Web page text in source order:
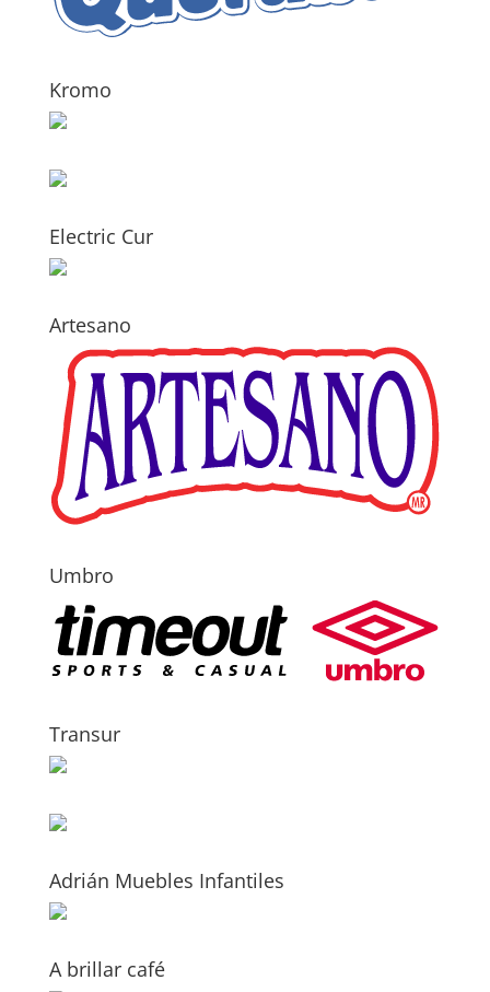
Kromo
Electric Cur
Artesano
Umbro
Transur
Adrián Muebles Infantiles
A brillar café